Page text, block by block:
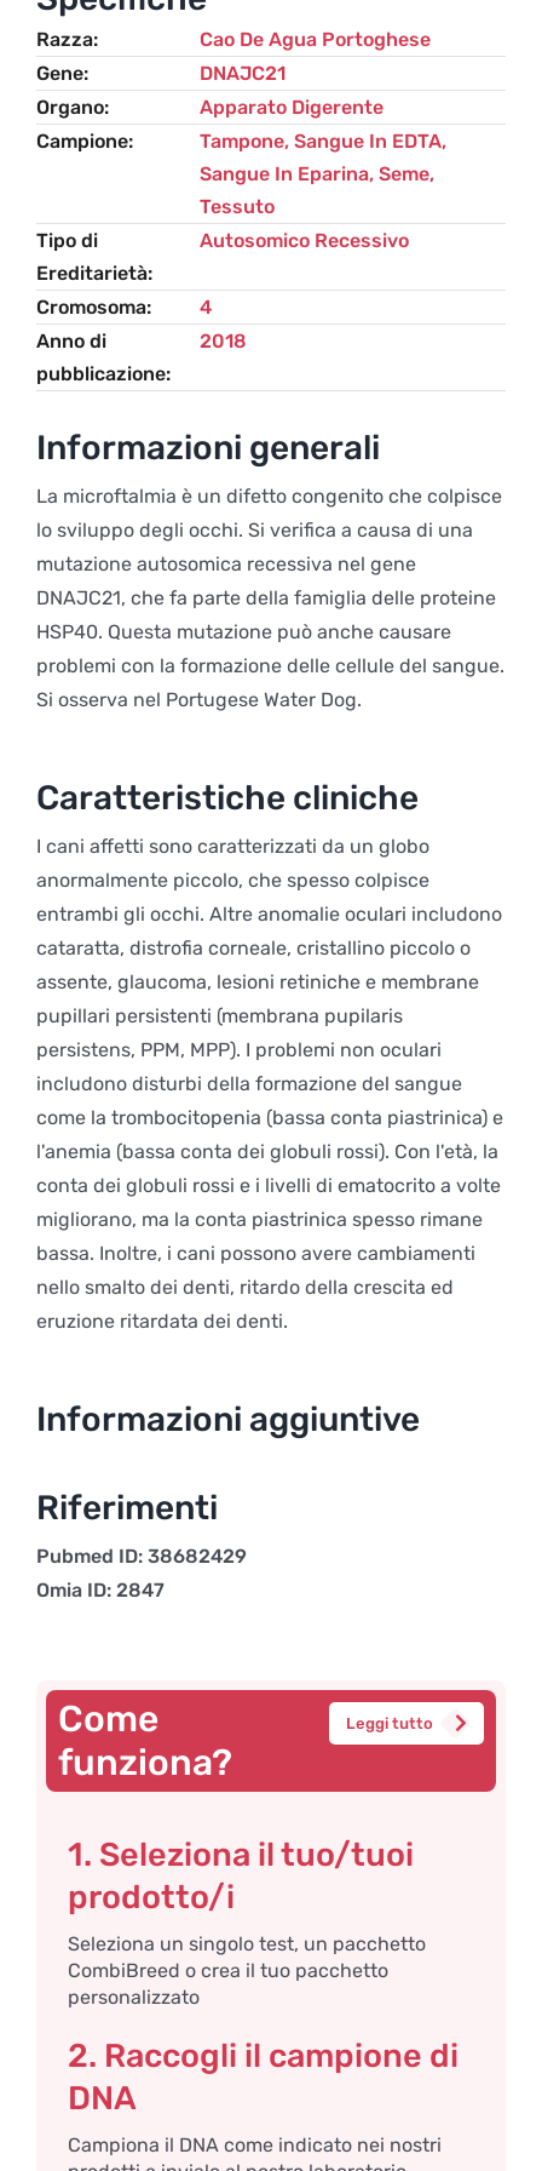
Water
quantità
Razza
Cao De Agua Portoghese
Gene
DNAJC21
Organo
Apparato Digerente
Campione
Tampone, Sangue In EDTA,
Sangue In Eparina, Seme,
Tessuto
Tipo di
Ereditarietà
Autosomico Recessivo
Cromosoma
4
Anno di
pubblicazione
2018
Informazioni generali
La microftalmia è un difetto congenito che colpisce
lo sviluppo degli occhi. Si verifica a causa di una
mutazione autosomica recessiva nel gene
DNAJC21, che fa parte della famiglia delle proteine
HSP40. Questa mutazione può anche causare
problemi con la formazione delle cellule del sangue.
Si osserva nel Portugese Water Dog.
Caratteristiche cliniche
I cani affetti sono caratterizzati da un globo
anormalmente piccolo, che spesso colpisce
entrambi gli occhi. Altre anomalie oculari includono
cataratta, distrofia corneale, cristallino piccolo o
assente, glaucoma, lesioni retiniche e membrane
pupillari persistenti (membrana pupilaris
persistens, PPM, MPP). I problemi non oculari
includono disturbi della formazione del sangue
come la trombocitopenia (bassa conta piastrinica) e
l'anemia (bassa conta dei globuli rossi). Con l'età, la
conta dei globuli rossi e i livelli di ematocrito a volte
migliorano, ma la conta piastrinica spesso rimane
bassa. Inoltre, i cani possono avere cambiamenti
nello smalto dei denti, ritardo della crescita ed
eruzione ritardata dei denti.
Informazioni aggiuntive
Riferimenti
Pubmed ID: 38682429
Omia ID: 2847
Come
funziona?
Leggi tutto
1. Seleziona il tuo/tuoi
prodotto/i
Seleziona un singolo test, un pacchetto
CombiBreed o crea il tuo pacchetto
personalizzato
2. Raccogli il campione di
DNA
Campiona il DNA come indicato nei nostri